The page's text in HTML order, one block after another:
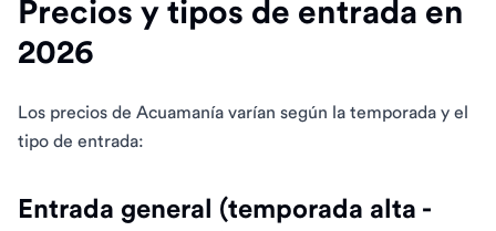
Precios y tipos de entrada en
2026
Los precios de Acuamanía varían según la temporada y el
tipo de entrada:
Entrada general (temporada alta -